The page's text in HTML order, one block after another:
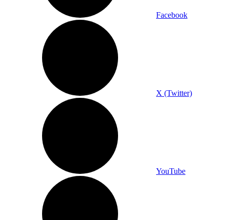
Facebook
X (Twitter)
YouTube